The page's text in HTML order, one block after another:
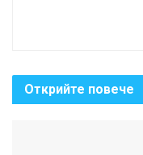
Открийте повече